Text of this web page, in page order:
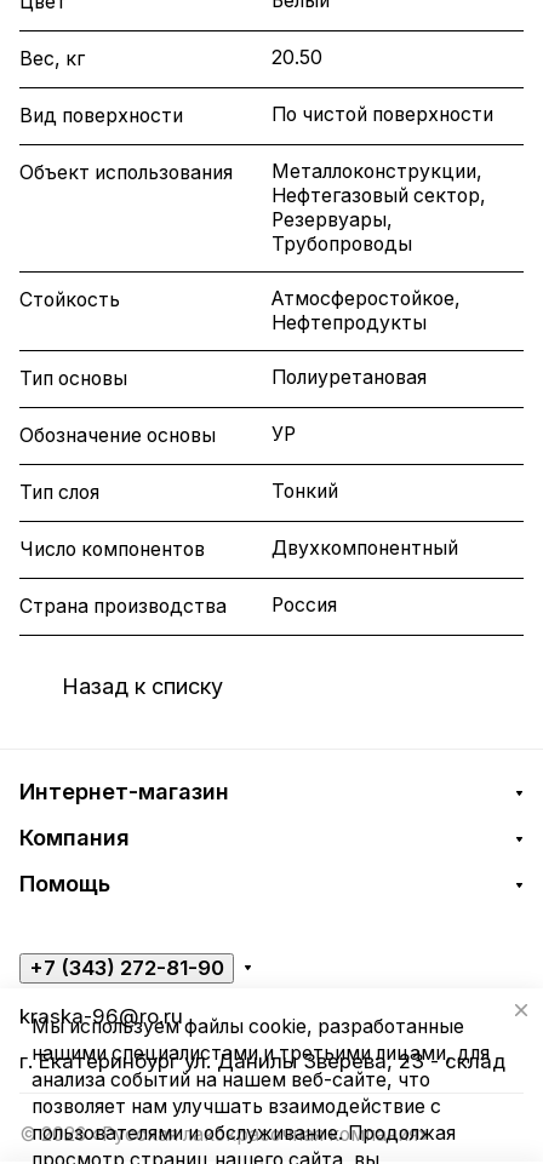
Вес, кг 20.50
Вид поверхности По чистой поверхности
Объект использования
Металлоконструкции,
Нефтегазовый сектор,
Резервуары,
Трубопроводы
Стойкость
Атмосферостойкое,
Нефтепродукты
Тип основы Полиуретановая
Обозначение основы УР
Тип слоя Тонкий
Число компонентов Двухкомпонентный
Страна производства Россия
Назад к списку
Интернет-магазин
Компания
Помощь
+7 (343) 272-81-90
kraska-96@ro.ru
г. Екатеринбург ул. Данилы Зверева, 23 - склад
© 2026 «Русская лакокрасочная компания»
Мы используем файлы cookie, разработанные
нашими специалистами и третьими лицами, для
анализа событий на нашем веб-сайте, что
позволяет нам улучшать взаимодействие с
пользователями и обслуживание. Продолжая